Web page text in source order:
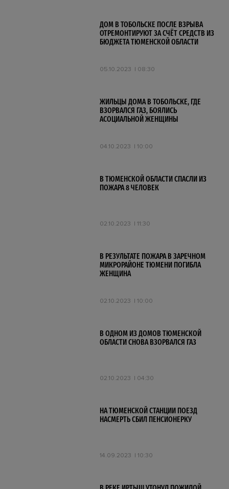
ДОМ В ТОБОЛЬСКЕ ПОСЛЕ ВЗРЫВА
ОТРЕМОНТИРУЮТ ЗА СЧЁТ СРЕДСТВ ИЗ
БЮДЖЕТА ТЮМЕНСКОЙ ОБЛАСТИ
05.10.2023 08:30
ЖИЛЬЦЫ ДОМА В ТОБОЛЬСКЕ, ГДЕ
ВЗОРВАЛСЯ ГАЗ, БОЯЛИСЬ
АСОЦИАЛЬНОЙ ЖЕНЩИНЫ
04.10.2023 10:00
В ТЮМЕНСКОЙ ОБЛАСТИ СПАСЛИ ИЗ
ПОЖАРА 8 ЧЕЛОВЕК
02.10.2023 11:30
В РЕЗУЛЬТАТЕ ПОЖАРА В ЗАРЕЧНОМ
МИКРОРАЙОНЕ ТЮМЕНИ ПОГИБЛА
ЖЕНЩИНА
02.10.2023 10:00
В ОДНОМ ИЗ ДОМОВ ТЮМЕНСКОЙ
ОБЛАСТИ СНОВА ВЗОРВАЛСЯ ГАЗ
02.10.2023 04:30
НА ТЮМЕНСКОЙ СТАНЦИИ ПОЕЗД
НАСМЕРТЬ СБИЛ ПЕНСИОНЕРКУ
14.09.2023 10:30